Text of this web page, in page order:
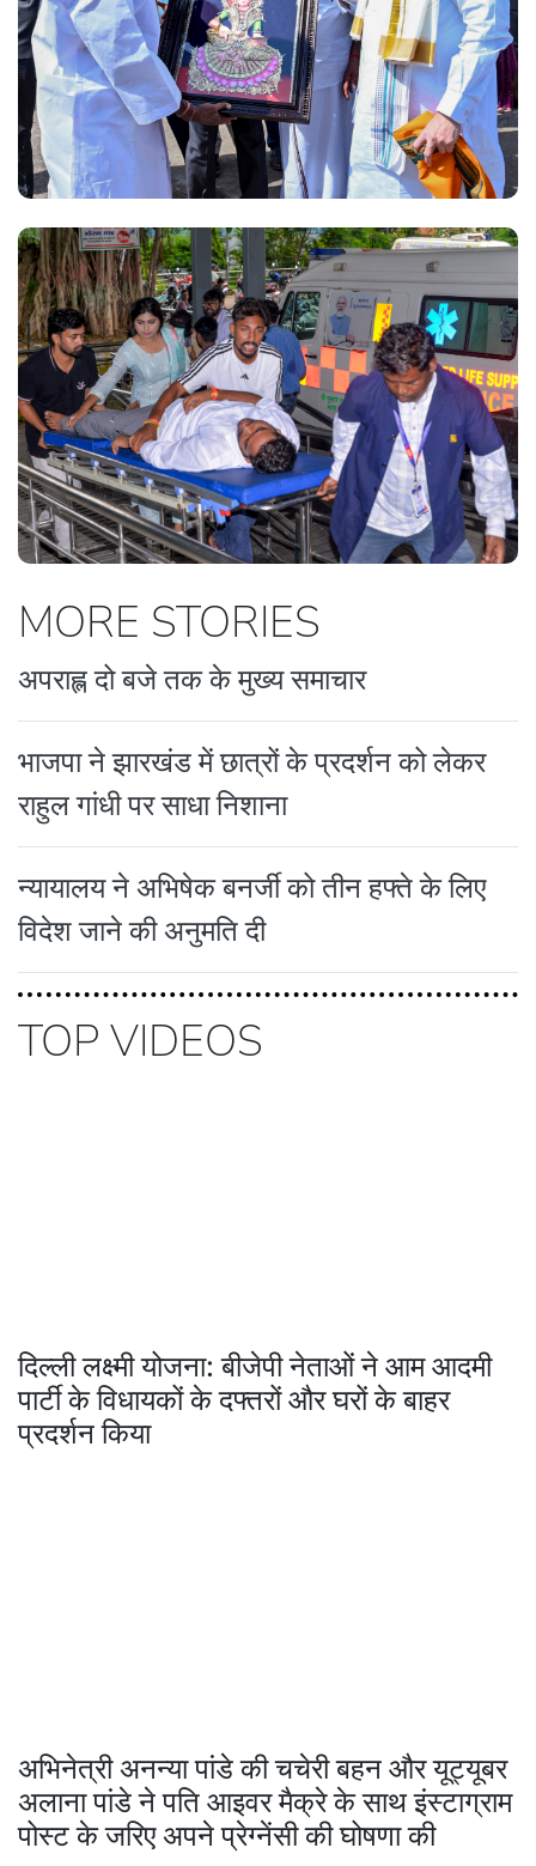
MORE STORIES
अपराह्ल दो बजे तक के मुख्य समाचार
भाजपा ने झारखंड में छात्रों के प्रदर्शन को लेकर
राहुल गांधी पर साधा निशाना
न्यायालय ने अभिषेक बनर्जी को तीन हफ्ते के लिए
विदेश जाने की अनुमति दी
TOP VIDEOS
दिल्ली लक्ष्मी योजना: बीजेपी नेताओं ने आम आदमी
पार्टी के विधायकों के दफ्तरों और घरों के बाहर
प्रदर्शन किया
अभिनेत्री अनन्या पांडे की चचेरी बहन और यूट्यूबर
अलाना पांडे ने पति आइवर मैक्रे के साथ इंस्टाग्राम
पोस्ट के जरिए अपने प्रेग्नेंसी की घोषणा की